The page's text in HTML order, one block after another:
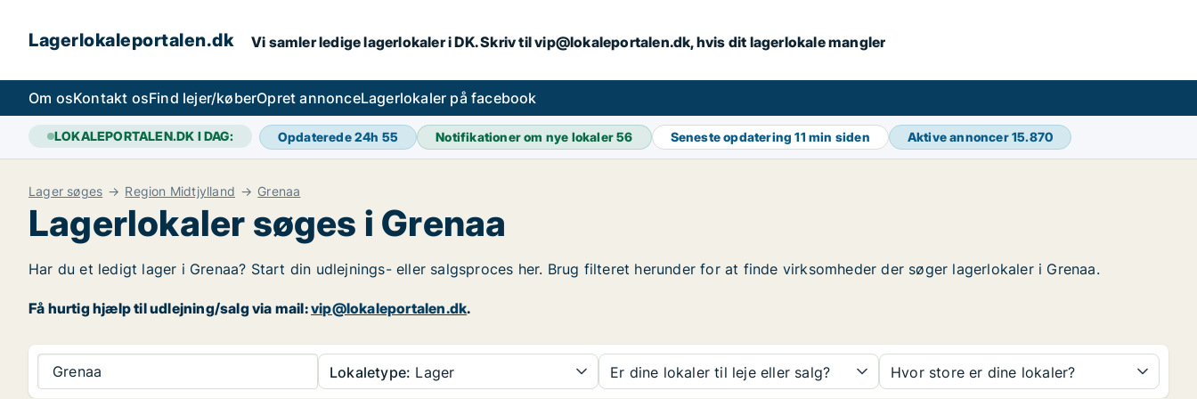
Lagerlokaleportalen.dk Vi samler ledige lagerlokaler i DK. Skriv til vip@lokaleportalen.dk, hvis dit lagerlokale mangler
Om osKontakt osFind lejer/køberOpret annonceLagerlokaler på facebook
LOKALEPORTALEN.DK I DAG: Opdaterede 24h 55 Notifikationer om nye lokaler56 Seneste opdatering11 min siden Aktive annoncer15.870
Lager søges Region Midtjylland Grenaa
Lagerlokaler søges i Grenaa
Har du et ledigt lager i Grenaa? Start din udlejnings- eller salgsproces her. Brug filteret herunder for at finde virksomheder der søger lagerlokaler i Grenaa.
Få hurtig hjælp til udlejning/salg via mail:vip@lokaleportalen.dk.
Grenaa Lokaletype: Lager Er dine lokaler til leje eller salg? Hvor store er dine lokaler?